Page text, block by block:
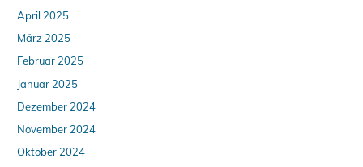
April 2025
März 2025
Februar 2025
Januar 2025
Dezember 2024
November 2024
Oktober 2024